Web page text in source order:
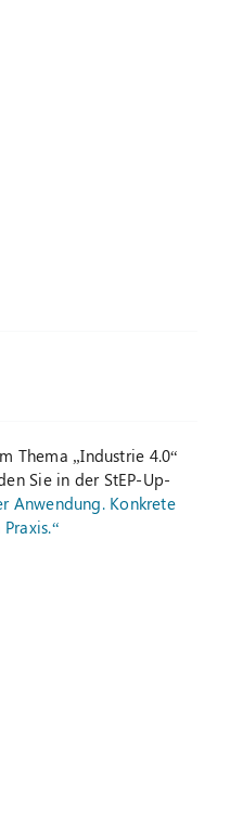
Thema „Industrie 4.0“
Sie in der StEP-Up-
Anwendung. Konkrete